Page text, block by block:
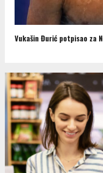
Vukašin Đurić potpisao za